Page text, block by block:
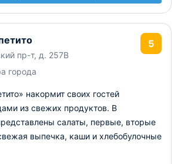
пр-т, д. 257В
города
5
накормит своих гостей
из свежих продуктов. В
салаты, первые, вторые
выпечка, каши и хлебобулочные